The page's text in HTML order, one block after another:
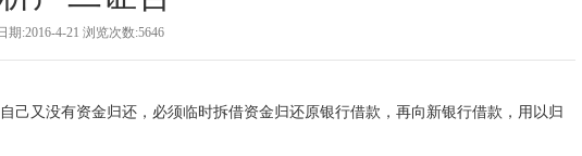
期:2016-4-21 浏览次数:5646
己又没有资金归还，必须临时拆借资金归还原银行借款，再向新银行借款，用以归